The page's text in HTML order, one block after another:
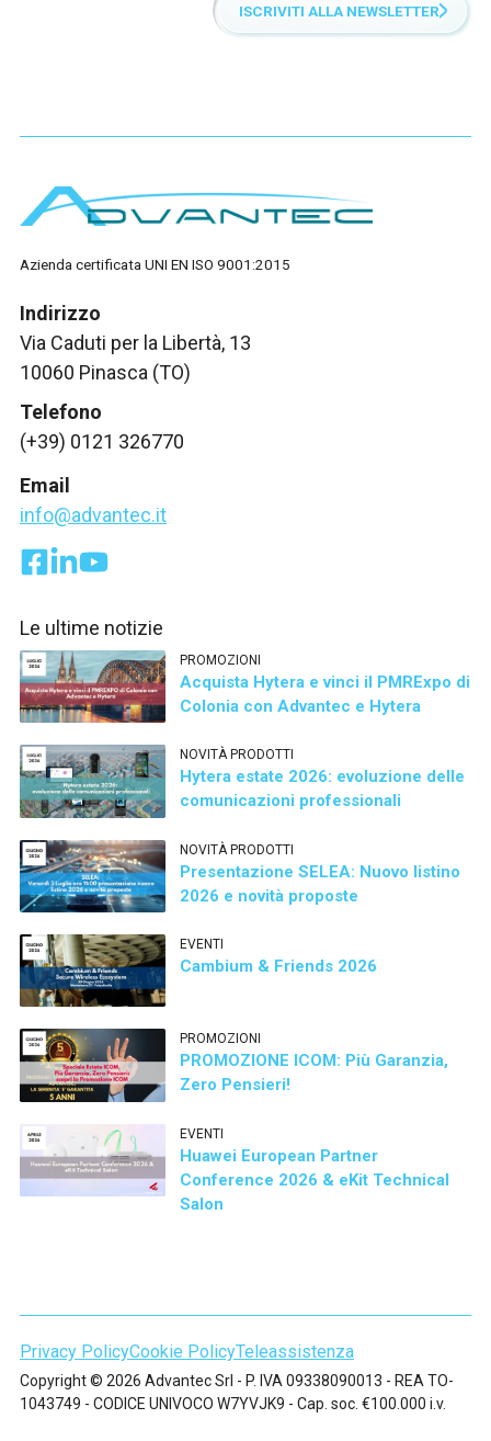
ISCRIVITI ALLA NEWSLETTER
Azienda certificata UNI EN ISO 9001:2015
Indirizzo
Via Caduti per la Libertà, 13
10060 Pinasca (TO)
Telefono
(+39) 0121 326770
Email
info@advantec.it
Le ultime notizie
PROMOZIONI
Acquista Hytera e vinci il PMRExpo di
Colonia con Advantec e Hytera
NOVITÀ PRODOTTI
Hytera estate 2026: evoluzione delle
comunicazioni professionali
NOVITÀ PRODOTTI
Presentazione SELEA: Nuovo listino
2026 e novità proposte
EVENTI
Cambium & Friends 2026
PROMOZIONI
PROMOZIONE ICOM: Più Garanzia,
Zero Pensieri!
EVENTI
Huawei European Partner
Conference 2026 & eKit Technical
Salon
Copyright © 2026 Advantec Srl - P. IVA 09338090013 - REA TO-
1043749 - CODICE UNIVOCO W7YVJK9 - Cap. soc. €100.000 i.v.
Privacy PolicyCookie PolicyTeleassistenza